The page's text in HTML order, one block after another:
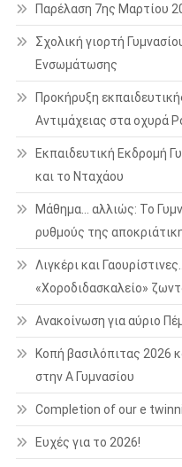
Παρέλαση 7ης Μαρτίου
Σχολική γιορτή
Ενσωμάτωσης
Προκήρυξη
Αντιμάχειας στα οχυρά
Εκπαιδευτική Εκδρομή
και το Νταχάου
Μάθημα… αλλιώς: Το
ρυθμούς της
Λιγκέρι και
«Χοροδιδασκαλείο»
Ανακοίνωση για αύριο
Κοπή βασιλόπιτας 2026
στην Α Γυμνασίου
Completion of our e
Ευχές για το 2026!